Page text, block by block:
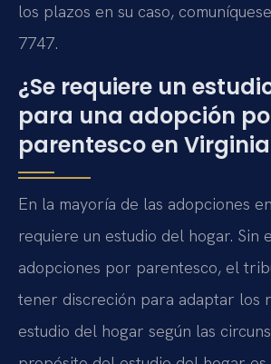
los plazos en su caso,
7747.
¿Se requiere un
para una adopción
parentesco en
En la mayoría de las adopciones
requiere un estudio del hogar. Sin
adopciones por parentesco, el
tener discreción para adaptar los
estudio del hogar según las